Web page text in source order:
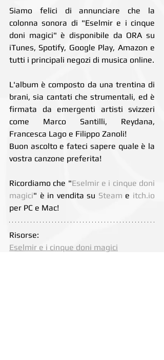
Siamo felici di annunciare che la
colonna sonora di "Eselmir e i cinque
doni magici" è disponibile da ORA su
iTunes, Spotify, Google Play, Amazon e
tutti i principali negozi di musica online.
L'album è composto da una trentina di
brani, sia cantati che strumentali, ed è
firmata da emergenti artisti svizzeri
come Marco Santilli, Reydana,
Francesca Lago e Filippo Zanoli!
Buon ascolto e fateci sapere quale è la
vostra canzone preferita!
Ricordiamo che "Eselmir e i cinque doni
magici" è in vendita su Steam e itch.io
per PC e Mac!
Risorse:
Eselmir e i cinque doni magici